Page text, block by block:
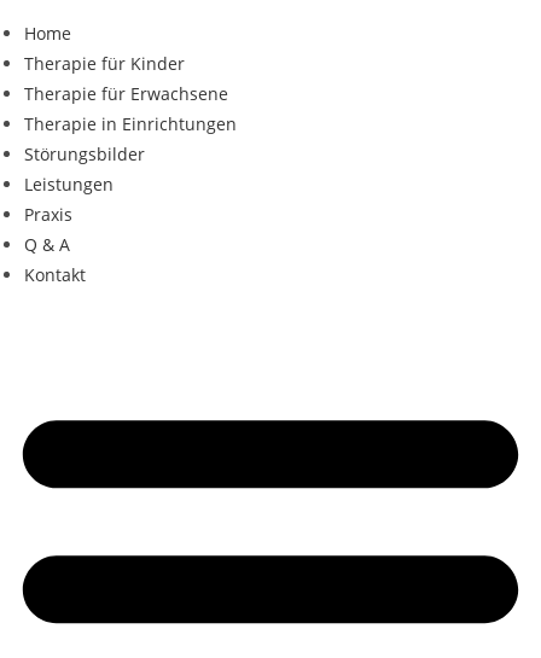
Zum
Inhalt
springen
Home
Therapie für Kinder
Therapie für Erwachsene
Therapie in Einrichtungen
Störungsbilder
Leistungen
Praxis
Q & A
Kontakt